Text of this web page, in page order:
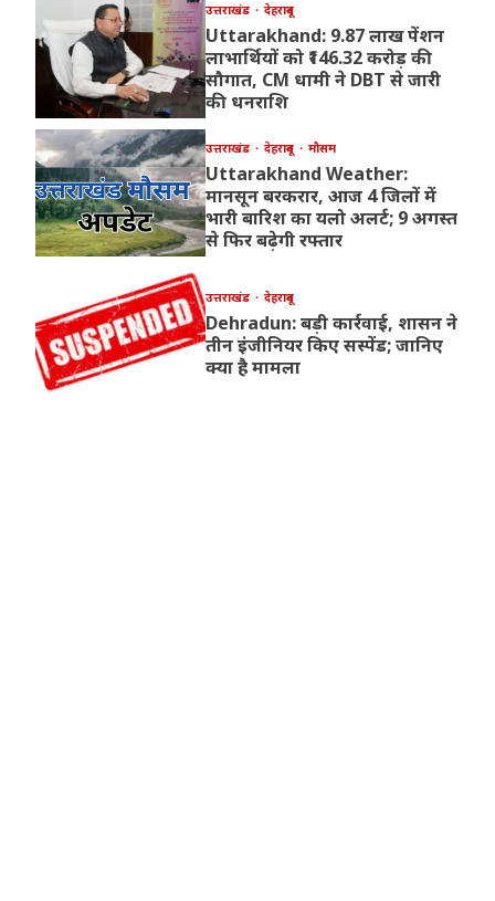
उत्तराखंड देहरादून
Uttarakhand: 9.87 लाख पेंशन
लाभार्थियों को ₹146.32 करोड़ की
सौगात, CM धामी ने DBT से जारी
की धनराशि
उत्तराखंड देहरादून मौसम
Uttarakhand Weather:
मानसून बरकरार, आज 4 जिलों में
भारी बारिश का यलो अलर्ट; 9 अगस्त
से फिर बढ़ेगी रफ्तार
उत्तराखंड देहरादून
Dehradun: बड़ी कार्रवाई, शासन ने
तीन इंजीनियर किए सस्पेंड; जानिए
क्या है मामला